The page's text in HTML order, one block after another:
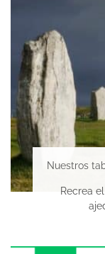
Nuestros
Recrea